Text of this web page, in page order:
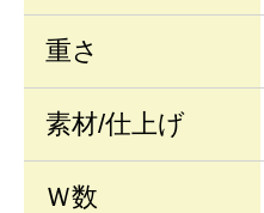
重さ
素材/仕上げ
Ｗ数